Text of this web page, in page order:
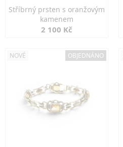
Stříbrný prsten s oranžovým
kamenem
2 100 Kč
NOVÉ OBJEDNÁNO